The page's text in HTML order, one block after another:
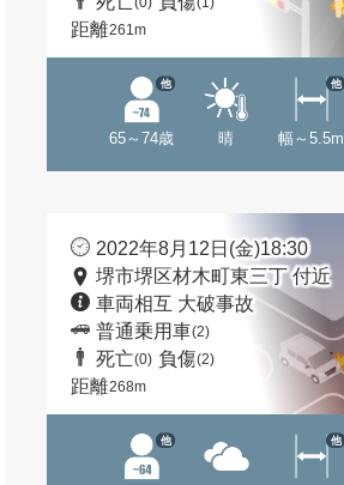
距離261m
65～74歳
他
晴 幅～5.5m
他
2022年8月12日(金)18:30
堺市堺区材木町東三丁 付近
車両相互 大破事故
普通乗用車(2)
死亡(0) 負傷(2)
距離268m
他 他